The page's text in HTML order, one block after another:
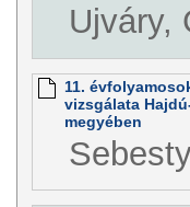
Ujváry,
11.
vizsgálata
megyében